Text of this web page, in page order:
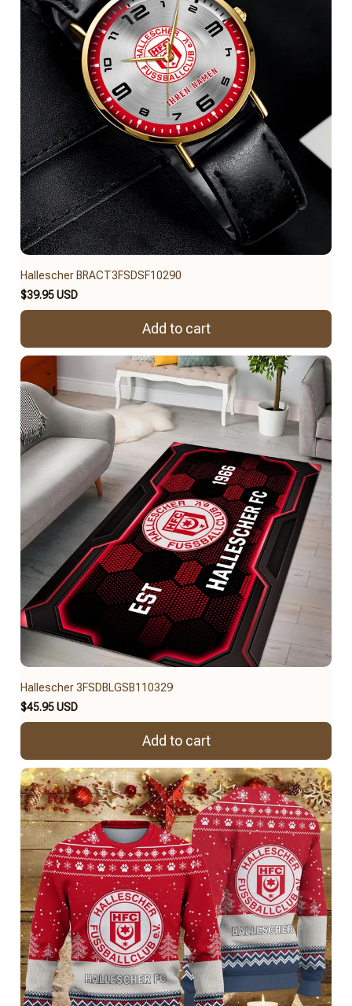
Hallescher BRACT3FSDSF10290
$39.95 USD
Add to cart
Hallescher 3FSDBLGSB110329
$45.95 USD
Add to cart